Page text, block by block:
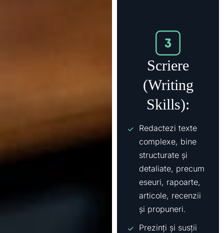
Scriere
(Writing
Skills):
Redactezi texte
complexe, bine
structurate și
detaliate, precum
eseuri, rapoarte,
articole, recenzii
și propuneri.
Prezinți și susții